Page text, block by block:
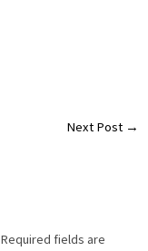
Next Post →
Required fields are